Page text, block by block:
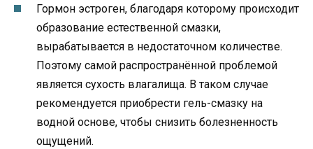
Гормон эстроген, благодаря которому происходит
образование естественной смазки,
вырабатывается в недостаточном количестве.
Поэтому самой распространённой проблемой
является сухость влагалища. В таком случае
рекомендуется приобрести гель-смазку на
водной основе, чтобы снизить болезненность
ощущений.